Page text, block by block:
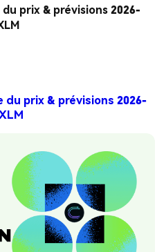
prix & prévisions 2026-
prix & prévisions 2026-